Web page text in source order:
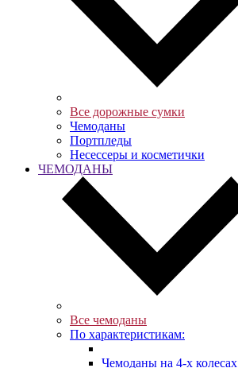
Все дорожные сумки
Чемоданы
Портпледы
Несессеры и косметички
ЧЕМОДАНЫ
Все чемоданы
По характеристикам:
Чемоданы на 4-х колесах